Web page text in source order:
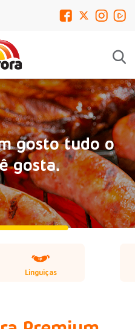
gosto tudo o
gosta.
Linguiças